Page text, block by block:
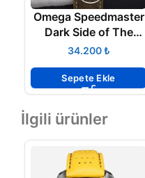
Omega Speedmaster
Dark Side of The
Moon Real Ceramic
Vintage Black
₺
Sepete Ekle
İlgili ürünler